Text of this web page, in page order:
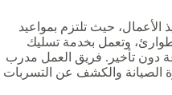
حيث تلتزم بمواعيد
وتعمل بخدمة تسليك
دون تأخير. فريق العمل مدرب
والكشف عن التسربات